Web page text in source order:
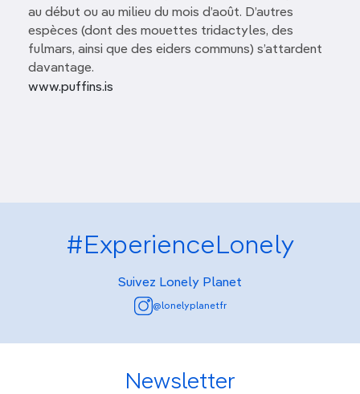
au début ou au milieu du mois d’août. D’autres
espèces (dont des mouettes tridactyles, des
fulmars, ainsi que des eiders communs) s’attardent
davantage.
www.puffins.is
#ExperienceLonely
Suivez Lonely Planet
@lonelyplanetfr
Newsletter